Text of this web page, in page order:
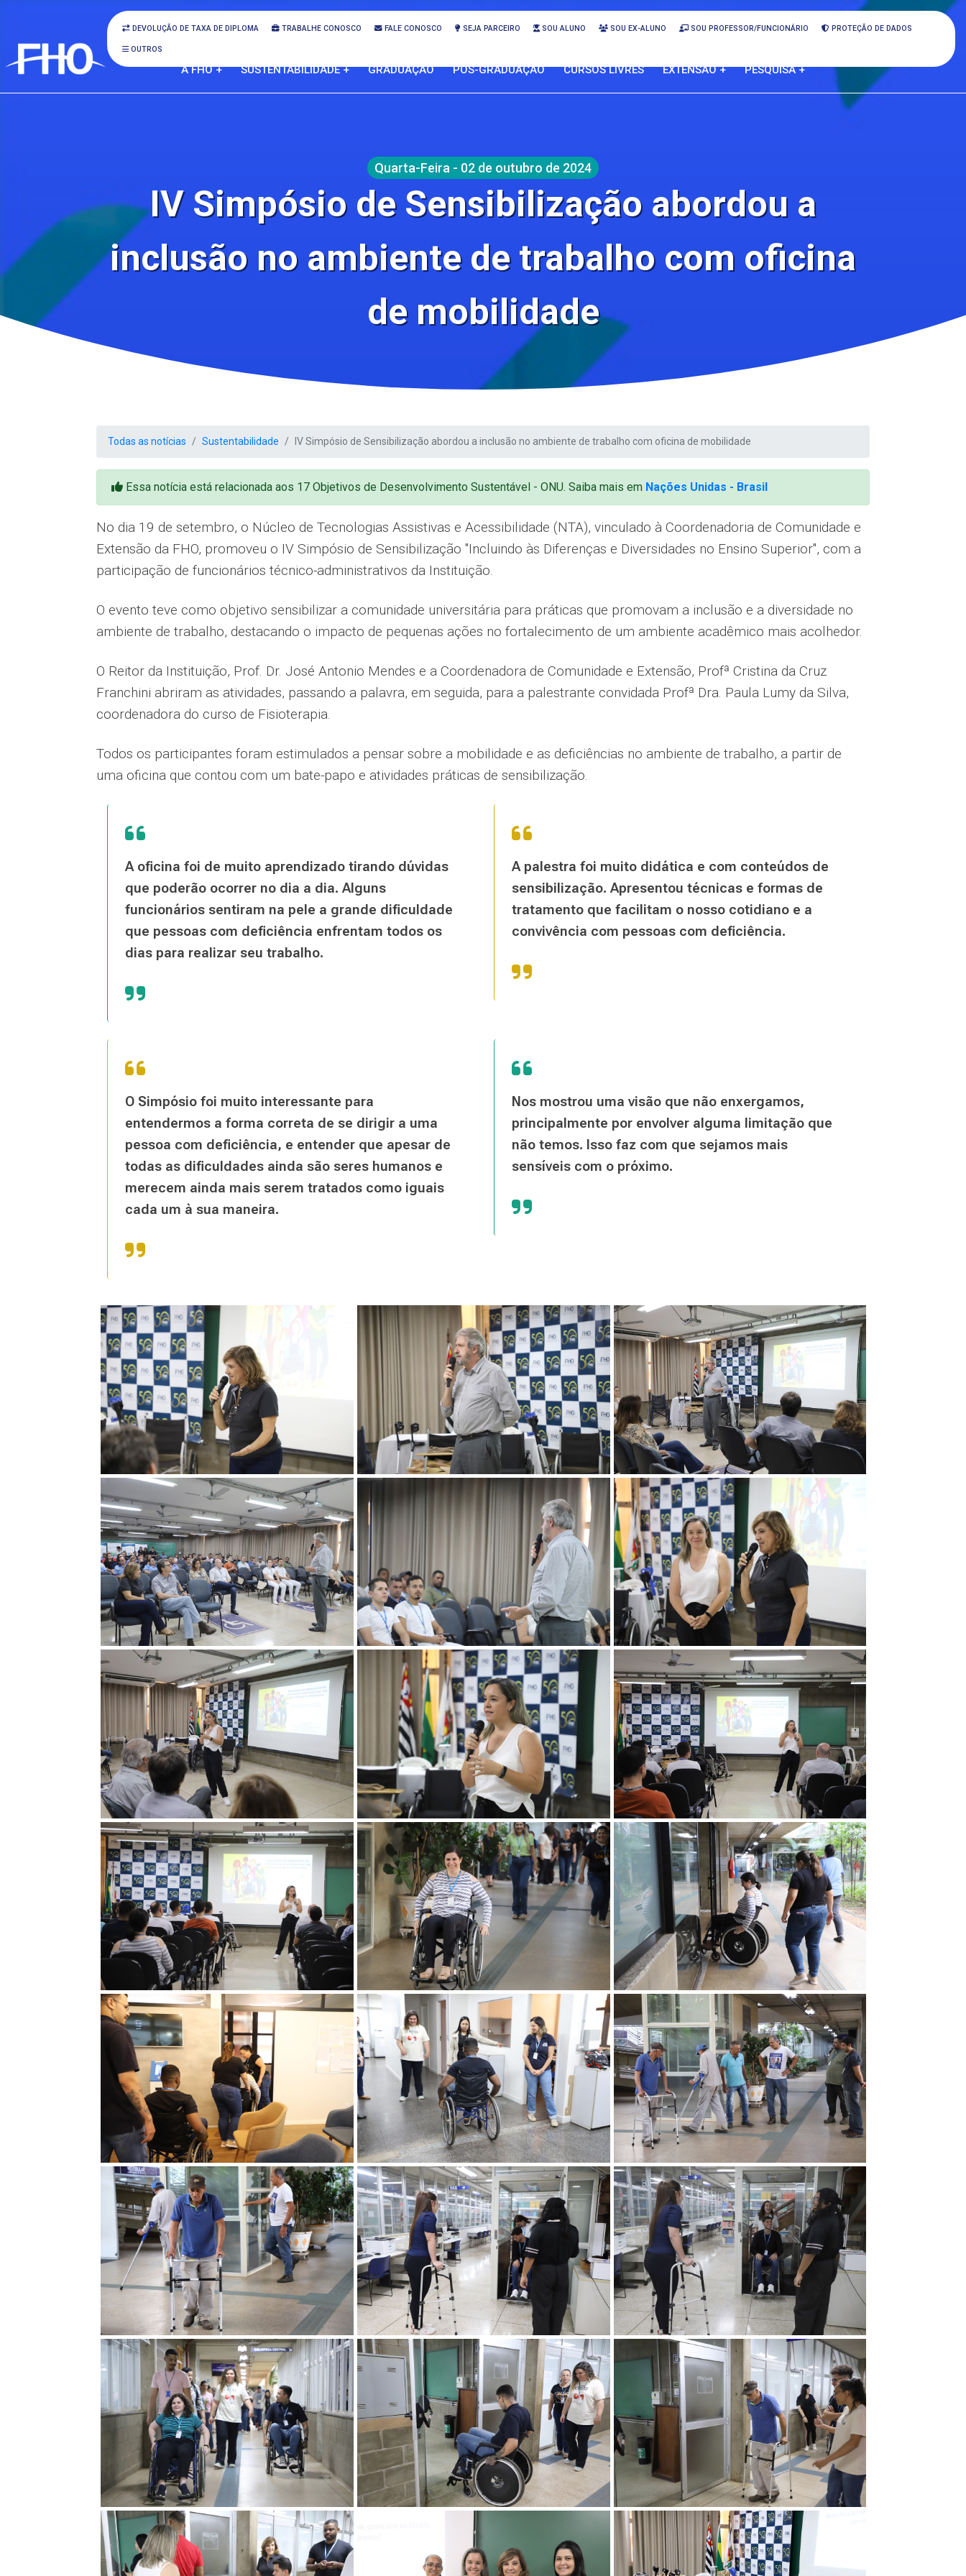
DEVOLUÇÃO DE TAXA DE DIPLOMA TRABALHE CONOSCO FALE CONOSCO SEJA PARCEIRO SOU ALUNO SOU EX-ALUNO SOU PROFESSOR/FUNCIONÁRIO PROTEÇÃO DE DADOS
OUTROS
A FHO + SUSTENTABILIDADE + GRADUAÇÃO PÓS-GRADUAÇÃO CURSOS LIVRES EXTENSÃO + PESQUISA +
Quarta-Feira - 02 de outubro de 2024
IV Simpósio de Sensibilização abordou a
inclusão no ambiente de trabalho com oficina
de mobilidade
Todas as notícias Sustentabilidade IV Simpósio de Sensibilização abordou a inclusão no ambiente de trabalho com oficina de mobilidade
Essa notícia está relacionada aos 17 Objetivos de Desenvolvimento Sustentável - ONU. Saiba mais em Nações Unidas - Brasil
No dia 19 de setembro, o Núcleo de Tecnologias Assistivas e Acessibilidade (NTA), vinculado à Coordenadoria de Comunidade e
Extensão da FHO, promoveu o IV Simpósio de Sensibilização ''Incluindo às Diferenças e Diversidades no Ensino Superior'', com a
participação de funcionários técnico-administrativos da Instituição.
O evento teve como objetivo sensibilizar a comunidade universitária para práticas que promovam a inclusão e a diversidade no
ambiente de trabalho, destacando o impacto de pequenas ações no fortalecimento de um ambiente acadêmico mais acolhedor.
O Reitor da Instituição, Prof. Dr. José Antonio Mendes e a Coordenadora de Comunidade e Extensão, Profª Cristina da Cruz
Franchini abriram as atividades, passando a palavra, em seguida, para a palestrante convidada Profª Dra. Paula Lumy da Silva,
coordenadora do curso de Fisioterapia.
Todos os participantes foram estimulados a pensar sobre a mobilidade e as deficiências no ambiente de trabalho, a partir de
uma oficina que contou com um bate-papo e atividades práticas de sensibilização.
A oficina foi de muito aprendizado tirando dúvidas
que poderão ocorrer no dia a dia. Alguns
funcionários sentiram na pele a grande dificuldade
que pessoas com deficiência enfrentam todos os
dias para realizar seu trabalho.
A palestra foi muito didática e com conteúdos de
sensibilização. Apresentou técnicas e formas de
tratamento que facilitam o nosso cotidiano e a
convivência com pessoas com deficiência.
O Simpósio foi muito interessante para
entendermos a forma correta de se dirigir a uma
pessoa com deficiência, e entender que apesar de
todas as dificuldades ainda são seres humanos e
merecem ainda mais serem tratados como iguais
cada um à sua maneira.
Nos mostrou uma visão que não enxergamos,
principalmente por envolver alguma limitação que
não temos. Isso faz com que sejamos mais
sensíveis com o próximo.